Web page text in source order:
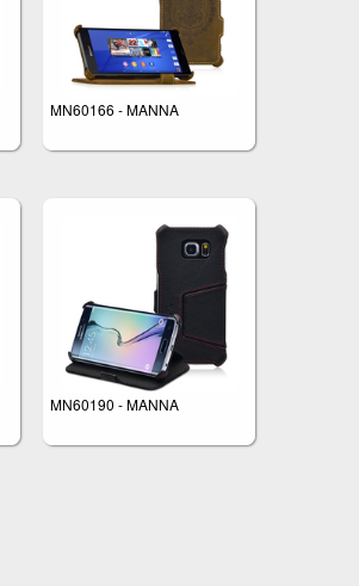
MN60166 - MANNA
MN60190 - MANNA